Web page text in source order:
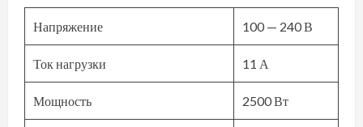
Напряжение 100 — 240 В
Ток нагрузки 11 А
Мощность 2500 Вт